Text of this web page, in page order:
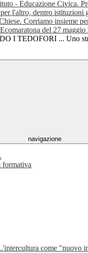
- Educazione Civica.
l'altro, dentro istituzioni
Corriamo insieme
del 27 maggio
I TEDOFORI ... Uno
navigazione
formativa
come "nuovo